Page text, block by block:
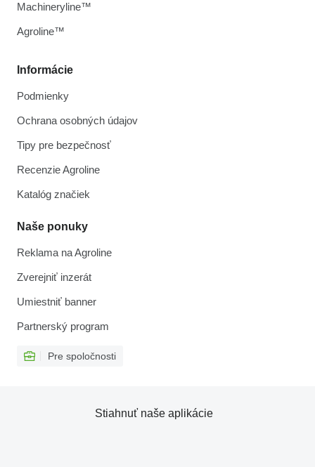
Informácie
Podmienky
Ochrana osobných údajov
Tipy pre bezpečnosť
Recenzie Agroline
Katalóg značiek
Naše ponuky
Reklama na Agroline
Zverejniť inzerát
Umiestniť banner
Partnerský program
Pre spoločnosti
Machineryline™
Agroline™
Stiahnuť naše aplikácie